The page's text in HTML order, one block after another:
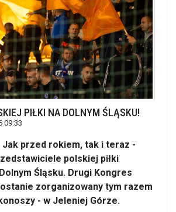
PIŁKI NA DOLNYM ŚLĄSKU!
09:33
Jak przed rokiem, tak i teraz -
polskiej piłki
Śląsku. Drugi Kongres
zorganizowany tym razem
- w Jeleniej Górze.